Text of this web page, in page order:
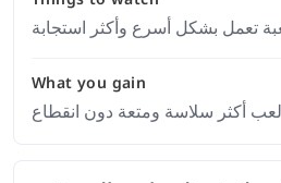
What you gain